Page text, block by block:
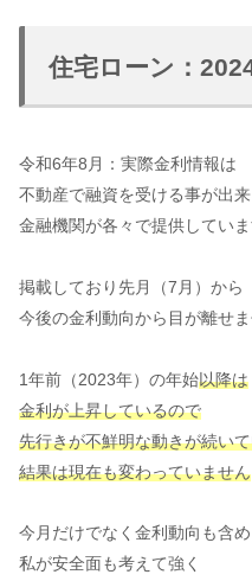
住宅ローン：
令和6年8月：実際金利情報は
不動産で融資を受ける事が出来
金融機関が各々で提供してい
掲載しており先月（7月）から
今後の金利動向から目が離せ
1年前（2023年）の年始以降は
金利が上昇しているので
先行きが不鮮明な動きが続い
結果は現在も変わっていません
今月だけでなく金利動向も含め
私が安全面も考えて強く